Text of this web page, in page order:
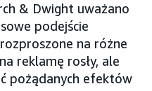
& Dwight uważano
podejście
na różne
reklamę rosły, ale
pożądanych efektów